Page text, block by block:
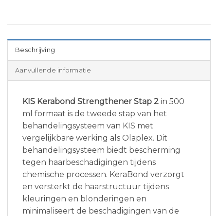
Beschrijving
Aanvullende informatie
KIS Kerabond Strengthener Stap 2 in 500
ml formaat is de tweede stap van het
behandelingsysteem van KIS met
vergelijkbare werking als Olaplex. Dit
behandelingsysteem biedt bescherming
tegen haarbeschadigingen tijdens
chemische processen. KeraBond verzorgt
en versterkt de haarstructuur tijdens
kleuringen en blonderingen en
minimaliseert de beschadigingen van de